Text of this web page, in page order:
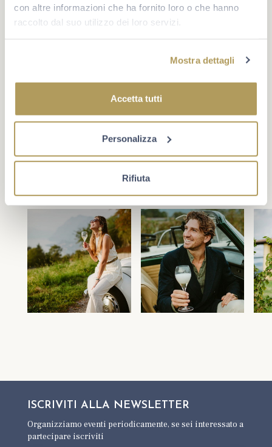
con altre informazioni che ha fornito loro o che hanno
raccolto dal suo utilizzo dei loro servizi.
Mostra dettagli
Accetta tutti
Personalizza
Rifiuta
Che cosa rende un momento unico? A volte è un evento,
oppure un traguardo. Più spesso è la compagnia giusta e
la voglia di star bene insieme. Scopri Berlucchi sui
ISCRIVITI ALLA NEWSLETTER
Organizziamo eventi periodicamente,se sei interessato a
partecipare iscriviti